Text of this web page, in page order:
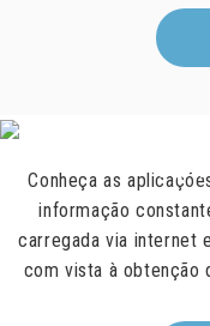
Conheça as
informação
carregada via internet
com vista à obtenção